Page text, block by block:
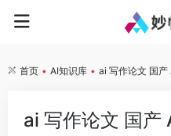
首页 • AI知识库 • ai 写作论文 国产
ai 写作论文 国产